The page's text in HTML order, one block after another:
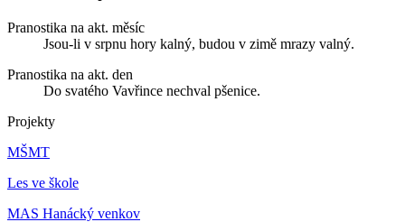
Pranostika na akt. měsíc
Jsou-li v srpnu hory kalný, budou v zimě mrazy valný.
Pranostika na akt. den
Do svatého Vavřince nechval pšenice.
Projekty
MŠMT
Les ve škole
MAS Hanácký venkov